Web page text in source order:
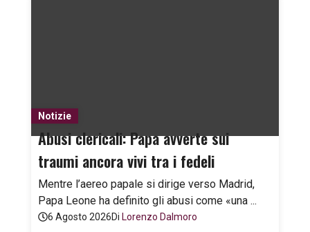
Notizie
Abusi clericali: Papa avverte sui
traumi ancora vivi tra i fedeli
Mentre l’aereo papale si dirige verso Madrid,
Papa Leone ha definito gli abusi come «una ...
6 Agosto 2026Di Lorenzo Dalmoro